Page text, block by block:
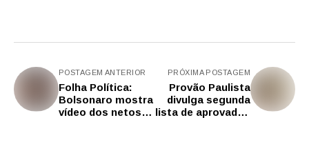
POSTAGEM ANTERIOR
Folha Política:
Bolsonaro mostra
vídeo dos netos e
PRÓXIMA POSTAGEM
Provão Paulista
divulga segunda
lista de aprovados